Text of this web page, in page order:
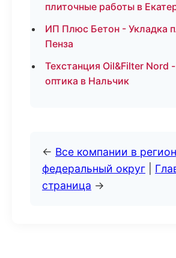
плиточные работы в
ИП Плюс Бетон - Укладка
Пенза
Техстанция Oil&Filter Nord
оптика в Нальчик
← Все компании в
федеральный округ
страница →